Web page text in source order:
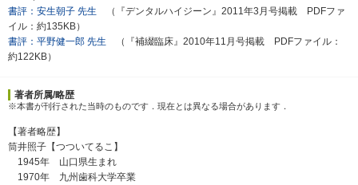
書評：安生朝子 先生 （『デンタルハイジーン』2011年3月号掲載 PDFファ
イル：約135KB）
書評：平野健一郎 先生 （『補綴臨床』2010年11月号掲載 PDFファイル：
約122KB）
著者所属/略歴
※本書が刊行された当時のものです．現在とは異なる場合があります．
【著者略歴】
筒井照子【つついてるこ】
1945年 山口県生まれ
1970年 九州歯科大学卒業